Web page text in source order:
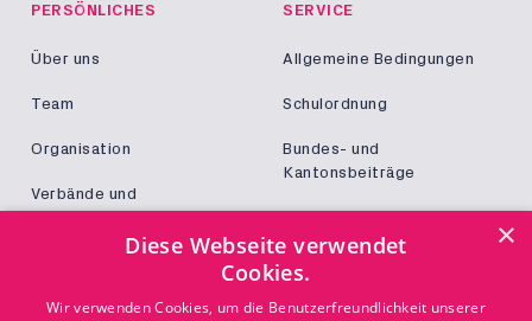
PERSÖNLICHES
Über uns
Team
Organisation
Verbände und
SERVICE
Allgemeine Bedingungen
Schulordnung
Bundes- und
Kantonsbeiträge
KONTAKT
×
Diese Webseite verwendet
Cookies.
Wir verwenden Cookies, um die Benutzerfreundlichkeit unserer